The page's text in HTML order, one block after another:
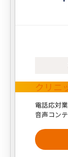
クリニ
電話応対
音声コン